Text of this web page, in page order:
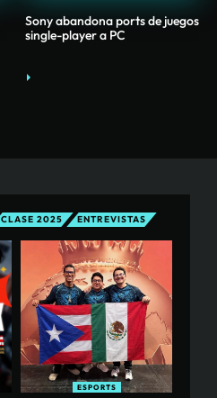
Sony abandona ports de juegos
single-player a PC
CLASE 2025 ENTREVISTAS
ESPORTS